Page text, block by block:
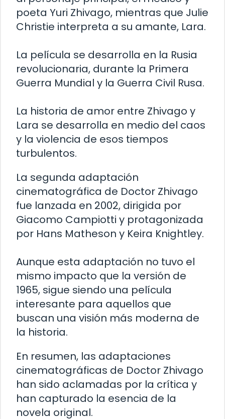
poeta Yuri Zhivago, mientras que Julie
Christie interpreta a su amante, Lara.
La película se desarrolla en la Rusia
revolucionaria, durante la Primera
Guerra Mundial y la Guerra Civil Rusa.
La historia de amor entre Zhivago y
Lara se desarrolla en medio del caos
y la violencia de esos tiempos
turbulentos.
La segunda adaptación
cinematográfica de Doctor Zhivago
fue lanzada en 2002, dirigida por
Giacomo Campiotti y protagonizada
por Hans Matheson y Keira Knightley.
Aunque esta adaptación no tuvo el
mismo impacto que la versión de
1965, sigue siendo una película
interesante para aquellos que
buscan una visión más moderna de
la historia.
En resumen, las adaptaciones
cinematográficas de Doctor Zhivago
han sido aclamadas por la crítica y
han capturado la esencia de la
novela original.